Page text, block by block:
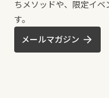
ちメソッドや、限定イベ
す。
メールマガジン